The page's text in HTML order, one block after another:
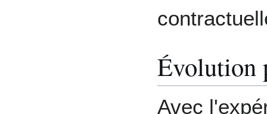
Évolution
Avec